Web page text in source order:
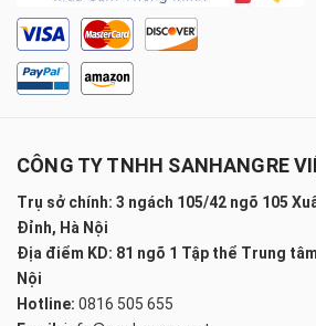
CÔNG TY TNHH SANHANGRE
Trụ sở chính: 3 ngách 105/42 ngõ 105
Đỉnh, Hà Nội
Địa điểm KD: 81 ngõ 1 Tập thể Trung
Nội
Hotline: 0816 505 655